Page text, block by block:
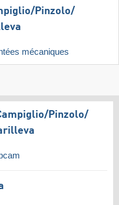
​Pinzolo/​
mécaniques
​Pinzolo/​